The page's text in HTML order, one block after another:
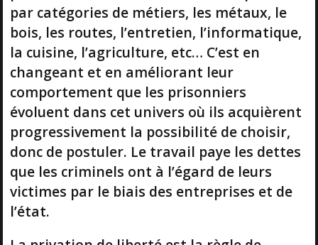
par catégories de métiers, les métaux, le
bois, les routes, l’entretien, l’informatique,
la cuisine, l’agriculture, etc… C’est en
changeant et en améliorant leur
comportement que les prisonniers
évoluent dans cet univers où ils acquièrent
progressivement la possibilité de choisir,
donc de postuler. Le travail paye les dettes
que les criminels ont à l’égard de leurs
victimes par le biais des entreprises et de
l’état.